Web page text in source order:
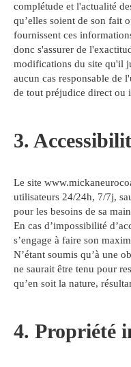
complétude et l'actualité
qu’elles soient de son fait
fournissent ces
donc s'assurer de
modifications du site qu'il
aucun cas responsable de
de tout préjudice direct ou
3.
Le site
utilisateurs 24/24h, 7/7j,
pour les besoins de sa
En cas d’impossibilité
s’engage à faire son
N’étant soumis qu’à une
ne saurait être tenu pour
qu’en soit la nature,
4. Propriété